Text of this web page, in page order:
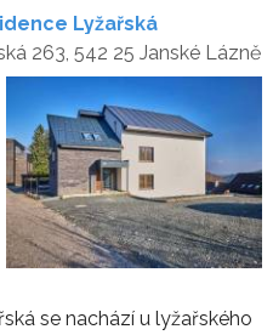
Lyžařská
263, 542 25 Janské Lázně
se nachází u lyžařského